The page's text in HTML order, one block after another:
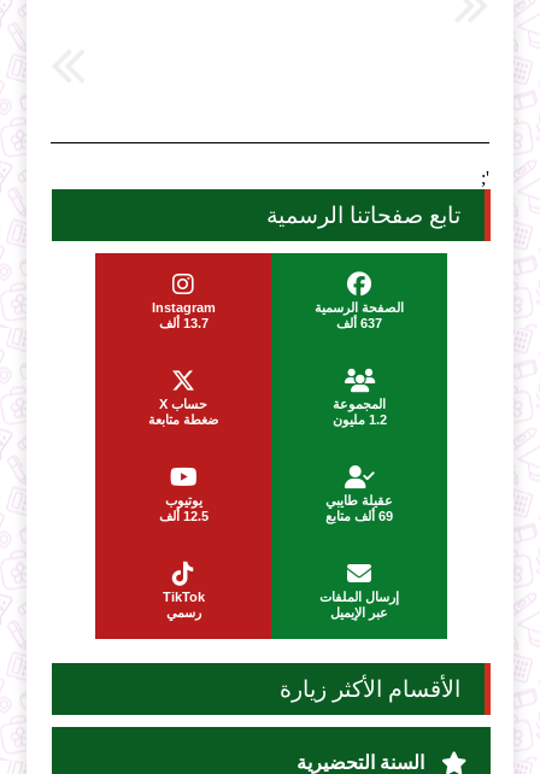
';
تابع صفحاتنا الرسمية
الصفحة الرسمية
637 ألف
Instagram
13.7 ألف
المجموعة
1.2 مليون
حساب X
ضغطة متابعة
عقيلة طايبي
69 ألف متابع
يوتيوب
12.5 ألف
إرسال الملفات
عبر الإيميل
TikTok
رسمي
الأقسام الأكثر زيارة
السنة التحضيرية